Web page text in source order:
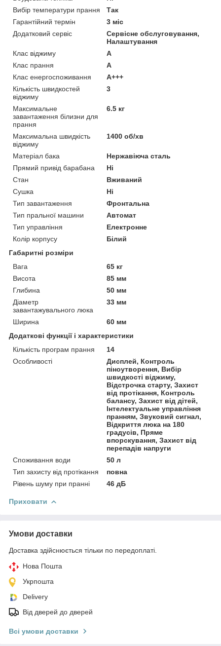
Вибір температури прання
Так
Гарантійний термін
3 міс
Додатковий сервіс
Сервісне обслуговування,
Налаштування
Клас віджиму
A
Клас прання
A
Клас енергоспоживання
A+++
Кількість швидкостей
віджиму
3
Максимальне
завантаження білизни для
прання
6.5 кг
Максимальна швидкість
віджиму
1400 об/хв
Матеріал бака
Нержавіюча сталь
Прямий привід барабана
Ні
Стан
Вживаний
Сушка
Ні
Тип завантаження
Фронтальна
Тип пральної машини
Автомат
Тип управління
Електронне
Колір корпусу
Білий
Габаритні розміри
Вага
65 кг
Висота
85 мм
Глибина
50 мм
Діаметр
завантажувального люка
33 мм
Ширина
60 мм
Додаткові функції і характеристики
Кількість програм прання
14
Особливості
Дисплей, Контроль
піноутворення, Вибір
швидкості віджиму,
Відстрочка старту, Захист
від протікання, Контроль
балансу, Захист від дітей,
Інтелектуальне управління
пранням, Звуковий сигнал,
Відкриття люка на 180
градусів, Пряме
впорскування, Захист від
перепадів напруги
Споживання води
50 л
Тип захисту від протікання
повна
Рівень шуму при пранні
46 дБ
Приховати
Умови доставки
Доставка здійснюється тільки по передоплаті.
Нова Пошта
Укрпошта
Delivery
Від дверей до дверей
Всі умови доставки